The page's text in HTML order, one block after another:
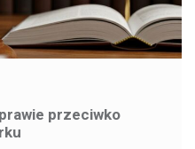
przeciwko